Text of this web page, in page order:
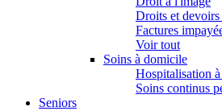
Droits et devoirs
Factures
Voir tout
Soins à domicile
Hospitalisation
Soins continus
Seniors